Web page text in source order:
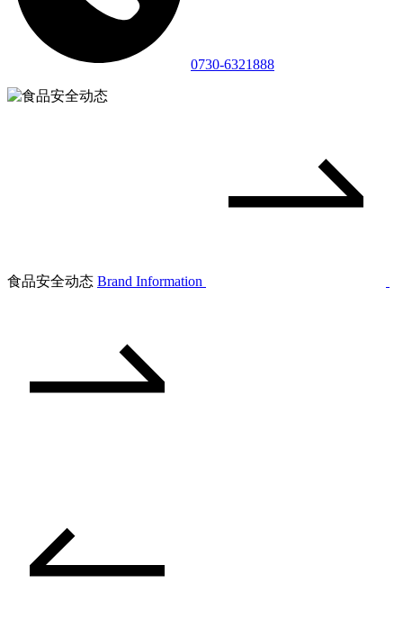
0730-6321888
食品安全动态 Brand Information